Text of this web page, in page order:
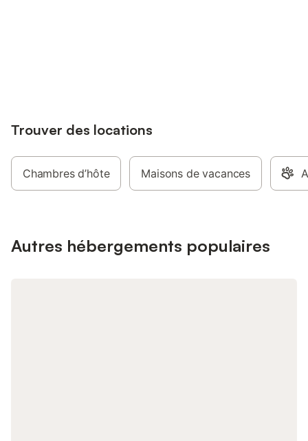
Trouver des locations
Chambres d’hôte Maisons de vacances
Autres hébergements populaires